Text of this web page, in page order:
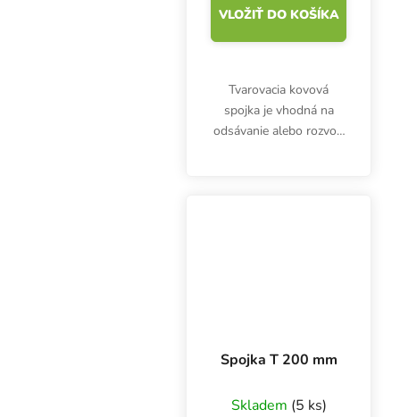
VLOŽIŤ DO KOŠÍKA
Tvarovacia kovová
spojka je vhodná na
odsávanie alebo rozvod
Spojka T 200 mm
Skladem (5 ks)